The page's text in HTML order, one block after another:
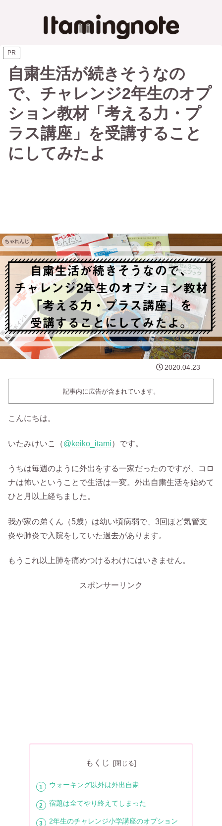
PR
自粛生活が続きそうなの
で、チャレンジ2年生のオプ
ション教材「考える力・プ
ラス講座」を受講すること
にしてみたよ
ちゃれんじ
2020.04.23
記事内に広告が含まれています。
こんにちは。
いたみけいこ（‎@keiko_itami）です。
うちは毎週のように外出をする一家だったのですが、コロ
ナは怖いということで生活は一変。外出自粛生活を始めて
ひと月以上経ちました。
我が家の弟くん（5歳）は幼い頃病弱で、3回ほど気管支
炎や肺炎で入院をしていた過去があります。
もうこれ以上肺を痛めつけるわけにはいきません。
スポンサーリンク
もくじ
ウォーキング以外は外出自粛
宿題は全てやり終えてしまった
2年生のチャレンジ小学講座のオプション